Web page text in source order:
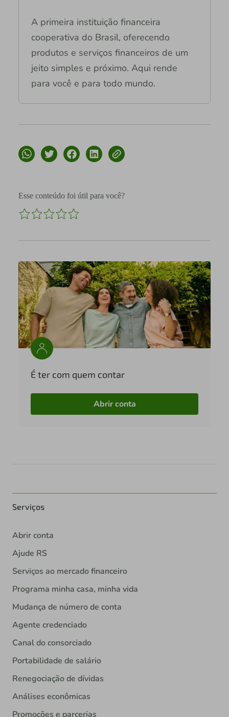
A primeira instituição financeira
cooperativa do Brasil, oferecendo
produtos e serviços financeiros de um
jeito simples e próximo. Aqui rende
para você e para todo mundo.
Esse conteúdo foi útil para você?
É ter com quem contar
Abrir conta
Serviços
Abrir conta
Ajude RS
Serviços ao mercado financeiro
Programa minha casa, minha vida
Mudança de número de conta
Agente credenciado
Canal do consorciado
Portabilidade de salário
Renegociação de dívidas
Análises econômicas
Promoções e parcerias